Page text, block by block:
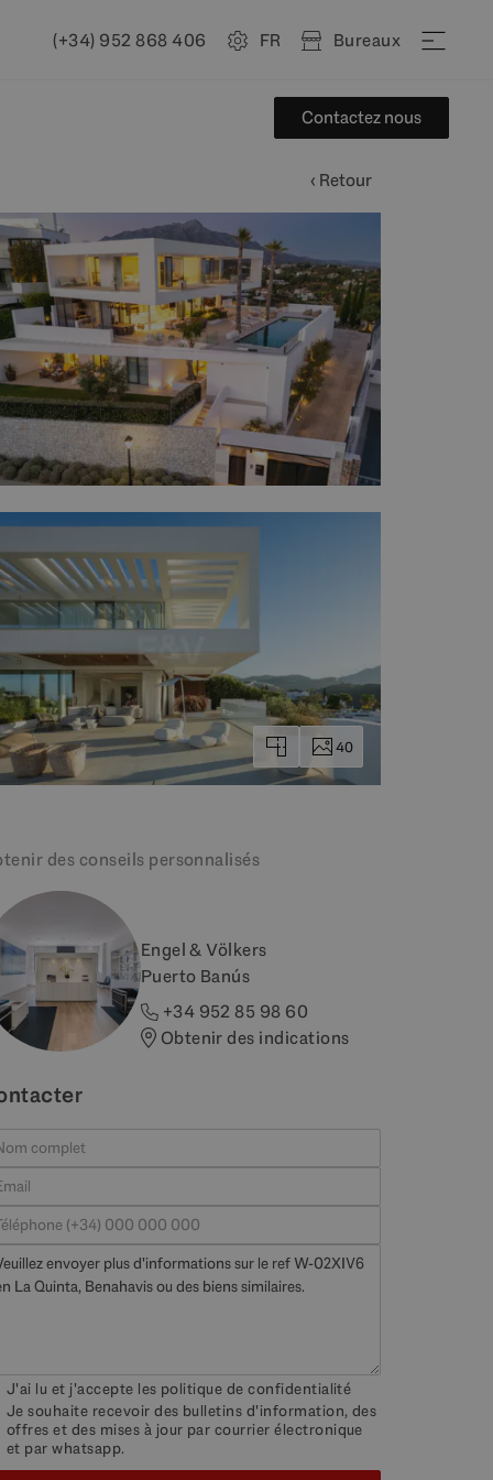
(+34) 952 868 406 FR Bureaux
Contactez nous
‹ Retour
40
des conseils personnalisés
Engel & Völkers
Puerto Banús
+34 952 85 98 60
Obtenir des indications
J'ai lu et j'accepte les politique de confidentialité
Je souhaite recevoir des bulletins d'information, des
offres et des mises à jour par courrier électronique
et par whatsapp.